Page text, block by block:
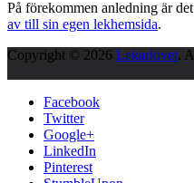
På förekommen anledning är
av till sin egen lekhemsida.
Copyright © 2026 Lekarkivet.
Facebook
Twitter
Google+
LinkedIn
Pinterest